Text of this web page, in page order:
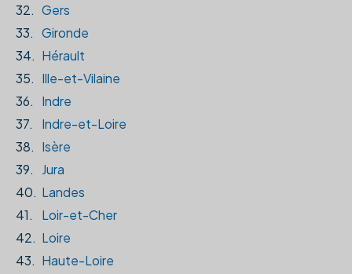
32. Gers
33. Gironde
34. Hérault
35. Ille-et-Vilaine
36.
Indre
37.
Indre-et-Loire
38. Isère
39.
Jura
40. Landes
41.
Loir-et-Cher
42. Loire
43. Haute-Loire